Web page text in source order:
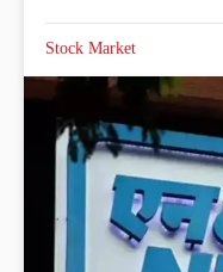
Stock Market